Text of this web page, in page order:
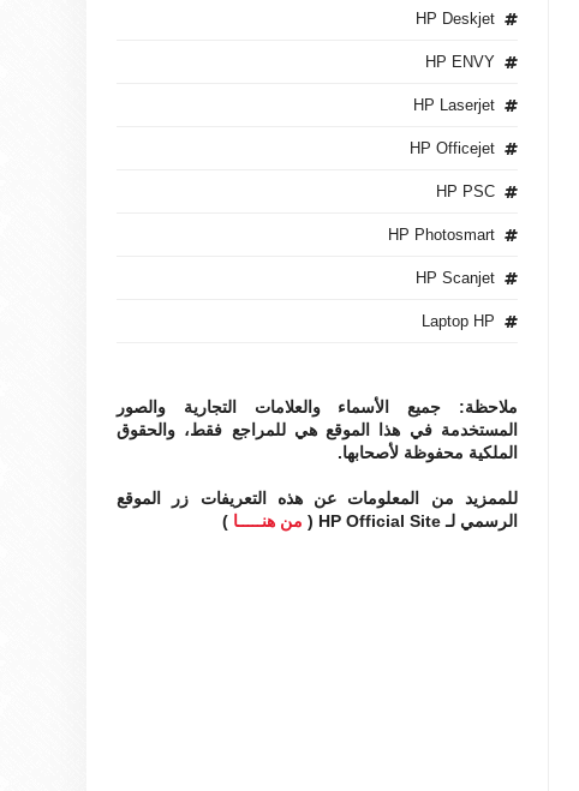
HP Deskjet
HP ENVY
HP Laserjet
HP Officejet
HP PSC
HP Photosmart
HP Scanjet
Laptop HP
ملاحظة: جميع الأسماء والعلامات التجارية والصور
المستخدمة في هذا الموقع هي للمراجع فقط، والحقوق
الملكية محفوظة لأصحابها.
للممزيد من المعلومات عن هذه التعريفات زر الموقع
الرسمي لـ HP Official Site (
من هنـــــا )